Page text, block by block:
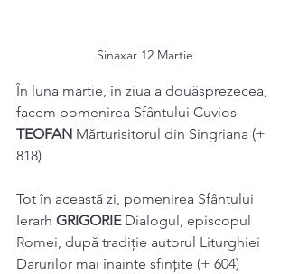
Sinaxar 12 Martie
În luna martie, în ziua a douăsprezecea,
facem pomenirea Sfântului Cuvios
TEOFAN Mărturisitorul din Singriana (+
818)
Tot în această zi, pomenirea Sfântului
Ierarh GRIGORIE Dialogul, episcopul
Romei, după tradiție autorul Liturghiei
Darurilor mai înainte sfințite (+ 604)